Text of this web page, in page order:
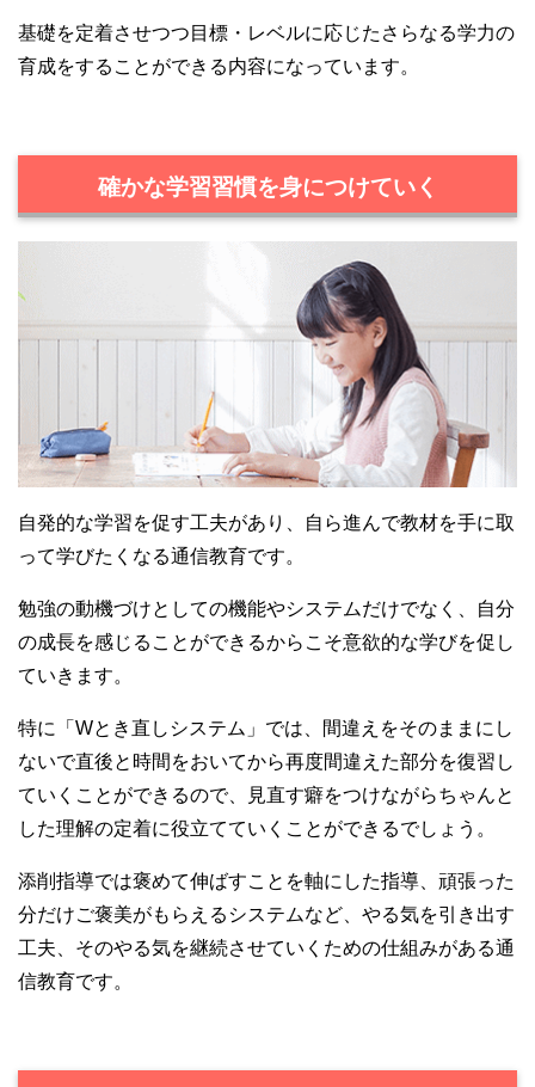
基礎を定着させつつ目標・レベルに応じたさらなる学力の
育成をすることができる内容になっています。
確かな学習習慣を身につけていく
自発的な学習を促す工夫があり、自ら進んで教材を手に取
って学びたくなる通信教育です。
勉強の動機づけとしての機能やシステムだけでなく、自分
の成長を感じることができるからこそ意欲的な学びを促し
ていきます。
特に「Wとき直しシステム」では、間違えをそのままにし
ないで直後と時間をおいてから再度間違えた部分を復習し
ていくことができるので、見直す癖をつけながらちゃんと
した理解の定着に役立てていくことができるでしょう。
添削指導では褒めて伸ばすことを軸にした指導、頑張った
分だけご褒美がもらえるシステムなど、やる気を引き出す
工夫、そのやる気を継続させていくための仕組みがある通
信教育です。